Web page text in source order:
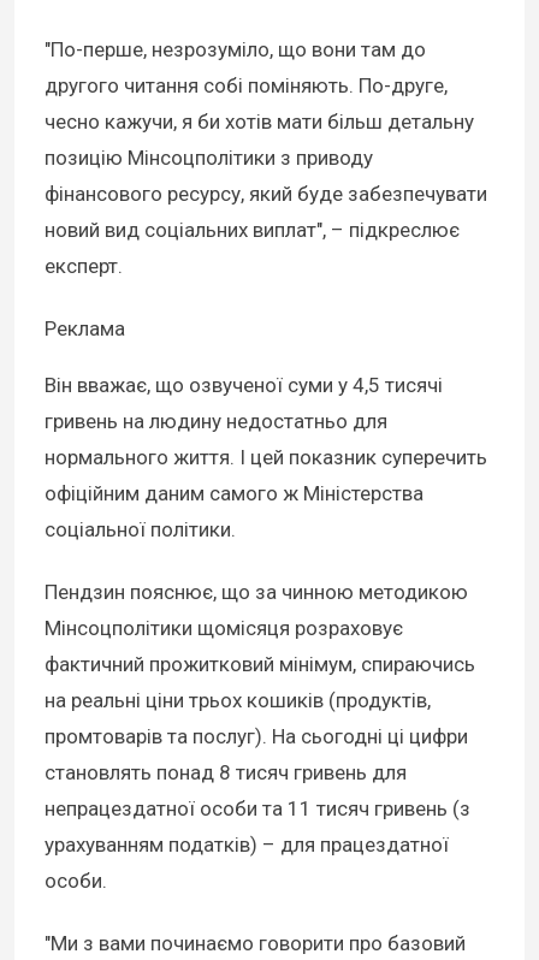
"По-перше, незрозуміло, що вони там до
другого читання собі поміняють. По-друге,
чесно кажучи, я би хотів мати більш детальну
позицію Мінсоцполітики з приводу
фінансового ресурсу, який буде забезпечувати
новий вид соціальних виплат", – підкреслює
експерт.
Реклама
Він вважає, що озвученої суми у 4,5 тисячі
гривень на людину недостатньо для
нормального життя. І цей показник суперечить
офіційним даним самого ж Міністерства
соціальної політики.
Пендзин пояснює, що за чинною методикою
Мінсоцполітики щомісяця розраховує
фактичний прожитковий мінімум, спираючись
на реальні ціни трьох кошиків (продуктів,
промтоварів та послуг). На сьогодні ці цифри
становлять понад 8 тисяч гривень для
непрацездатної особи та 11 тисяч гривень (з
урахуванням податків) – для працездатної
особи.
"Ми з вами починаємо говорити про базовий